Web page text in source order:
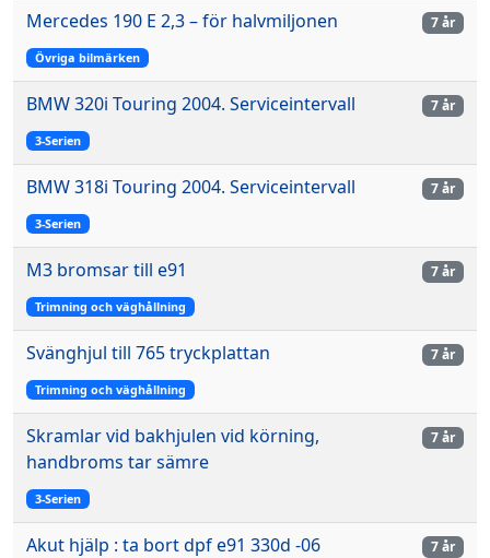
Mercedes 190 E 2,3 – för halvmiljonen
Övriga bilmärken
7 år
BMW 320i Touring 2004. Serviceintervall
3-Serien
7 år
BMW 318i Touring 2004. Serviceintervall
3-Serien
7 år
M3 bromsar till e91
Trimning och väghållning
7 år
Svänghjul till 765 tryckplattan
Trimning och väghållning
7 år
Skramlar vid bakhjulen vid körning,
handbroms tar sämre
3-Serien
7 år
Akut hjälp : ta bort dpf e91 330d -06 7 år